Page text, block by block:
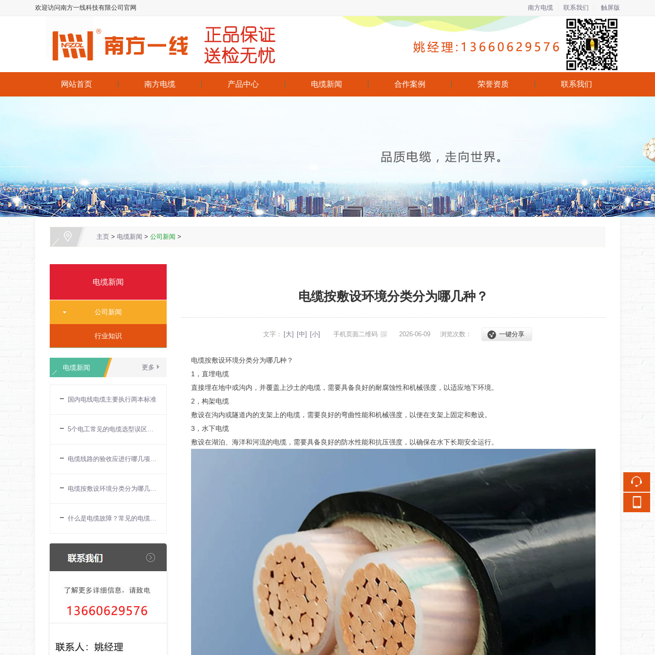
欢迎访问南方一线科技有限公司官网 南方电缆 联系我们 触屏版
网站首页 南方电缆 产品中心 电缆新闻 合作案例 荣誉资质 联系我们
主页 > 电缆新闻 > 公司新闻 >
电缆新闻
公司新闻
行业知识
更多
电缆新闻
国内电线电缆主要执行两本标准
5个电工常见的电缆选型误区一文详解
电缆线路的验收应进行哪几项检查？
电缆按敷设环境分类分为哪几种？
什么是电缆故障？常见的电缆故障有
电缆按敷设环境分类分为哪几种？
文字： [大] [中] [小] 手机页面二维码 2026-06-09 浏览次数： 一键分享
电缆按敷设环境分类分为哪几种？
1，直埋电缆
直接埋在地中或沟内，并覆盖上沙土的电缆，需要具备良好的耐腐蚀性和机械强度，以适应地下环境。
2，构架电缆
敷设在沟内或隧道内的支架上的电缆，需要良好的弯曲性能和机械强度，以便在支架上固定和敷设。
3，水下电缆
敷设在湖泊、海洋和河流的电缆，需要具备良好的防水性能和抗压强度，以确保在水下长期安全运行。